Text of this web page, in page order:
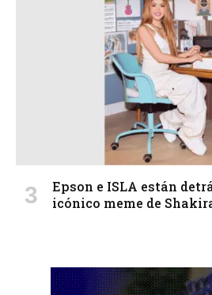
Epson e ISLA están
icónico meme de